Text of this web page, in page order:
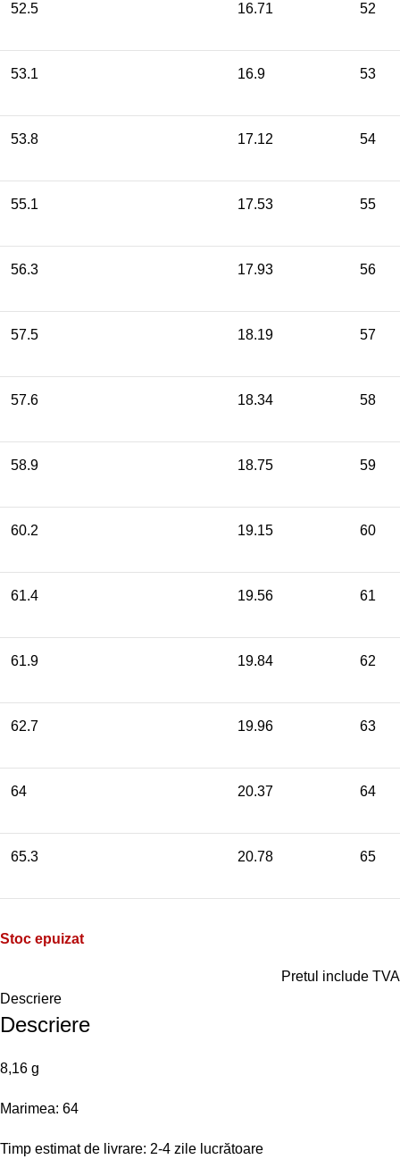
52.5 16.71 52
53.1 16.9 53
53.8 17.12 54
55.1 17.53 55
56.3 17.93 56
57.5 18.19 57
57.6 18.34 58
58.9 18.75 59
60.2 19.15 60
61.4 19.56 61
61.9 19.84 62
62.7 19.96 63
64 20.37 64
65.3 20.78 65
Stoc epuizat
Pretul include TVA
Descriere
Descriere
8,16 g
Marimea: 64
Timp estimat de livrare: 2-4 zile lucrătoare